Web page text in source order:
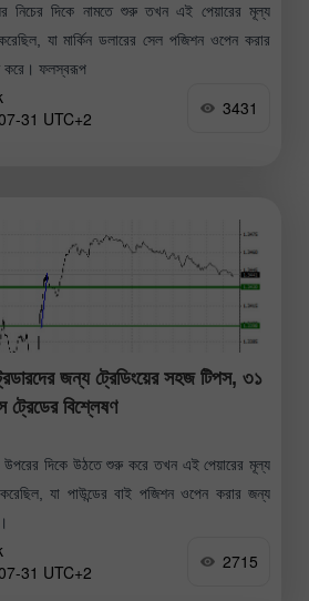
নিচের দিকে নামতে শুরু তখন এই পেয়ারের মূল্য
যা মার্কিন ডলারের সেল পজিশন ওপেন করার
করে। ফলস্বরূপ
31 UTC+2
3431
জন্য ট্রেডিংয়ের সহজ টিপস, ৩১
বিশ্লেষণ
দিকে উঠতে শুরু করে তখন এই পেয়ারের মূল্য
যা পাউন্ডের বাই পজিশন ওপেন করার জন্য
31 UTC+2
2715